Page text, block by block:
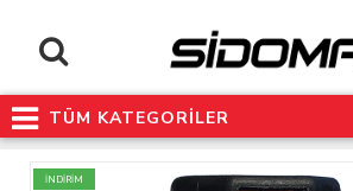
TÜM KATEGORİLER
İNDİRİM